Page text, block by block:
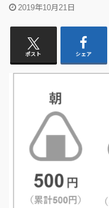
2019年10月21日
ポスト シェア